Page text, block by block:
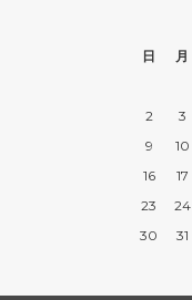
日
月
2
3
9
10
16
17
23
24
30
31